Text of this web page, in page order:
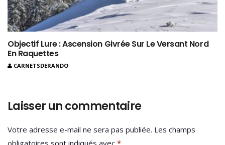
Objectif Lure : Ascension Givrée Sur Le Versant Nord
En Raquettes
CARNETSDERANDO
Laisser un commentaire
Votre adresse e-mail ne sera pas publiée. Les champs
obligatoires sont indiqués avec *